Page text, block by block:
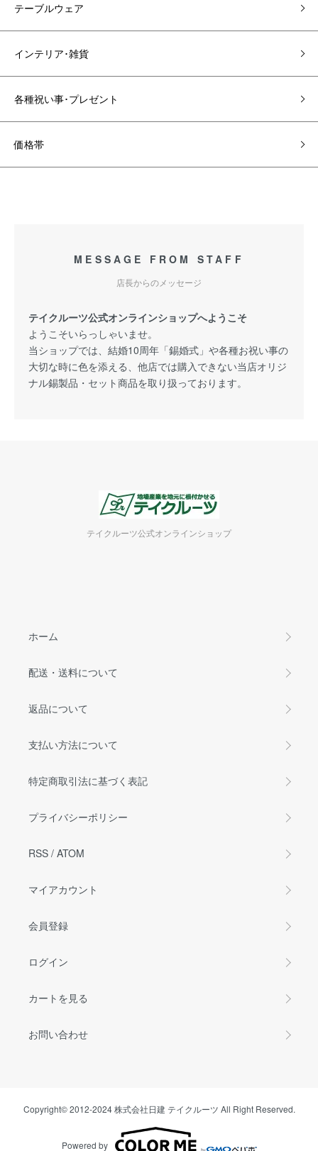
テーブルウェア
インテリア･雑貨
各種祝い事･プレゼント
価格帯
MESSAGE FROM STAFF
店長からのメッセージ
テイクルーツ公式オンラインショップへようこそ
ようこそいらっしゃいませ。
当ショップでは、結婚10周年「錫婚式」や各種お祝い事の
大切な時に色を添える、他店では購入できない当店オリジ
ナル錫製品・セット商品を取り扱っております。
テイクルーツ公式オンラインショップ
ホーム
配送・送料について
返品について
支払い方法について
特定商取引法に基づく表記
プライバシーポリシー
RSS / ATOM
マイアカウント
会員登録
ログイン
カートを見る
お問い合わせ
Copyright© 2012-2024 株式会社日建 テイクルーツ All Right Reserved.
Powered by